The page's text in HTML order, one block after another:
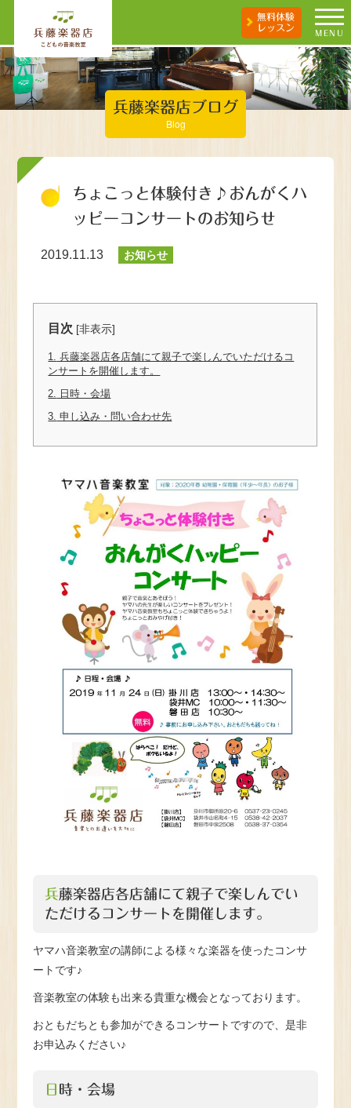
無料体験
レッスン
MENU
兵藤楽器店ブログ
Blog
ちょこっと体験付き♪おんがくハ
ッピーコンサートのお知らせ
2019.11.13 お知らせ
目次 [非表示]
1. 兵藤楽器店各店舗にて親子で楽しんでいただけるコ
ンサートを開催します。
2.
日時・会場
3. 申し込み・問い合わせ先
兵藤楽器店各店舗にて親子で楽しんでい
ただけるコンサートを開催します。
ヤマハ音楽教室の講師による様々な楽器を使ったコンサ
ートです♪
音楽教室の体験も出来る貴重な機会となっております。
おともだちとも参加ができるコンサートですので、是非
お申込みください♪
日時・会場